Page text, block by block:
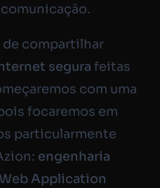
compartilhar
segura feitas
com uma
focaremos em
particularmente
engenharia
Application